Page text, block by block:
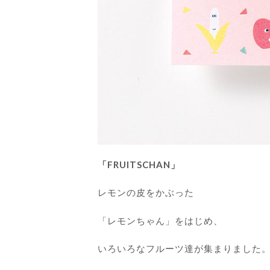
「FRUITSCHAN 」
レモンの皮をかぶった
「レモンちゃん」をはじめ、
いろいろなフルーツ達が集まりました